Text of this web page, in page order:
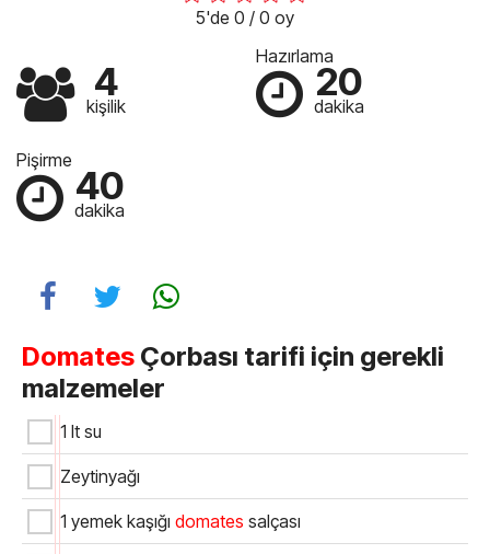
5'de 0 / 0 oy
4
kişilik
Hazırlama
20
dakika
Pişirme
40
dakika
Domates Çorbası tarifi için gerekli
malzemeler
1 lt su
Zeytinyağı
1 yemek kaşığı domates salçası